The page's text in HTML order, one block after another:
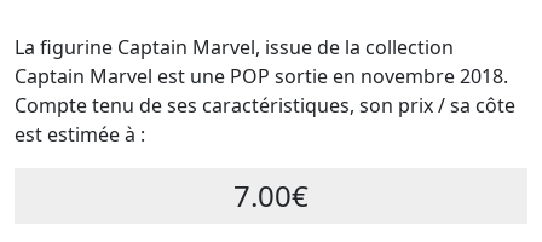
La figurine Captain Marvel, issue de la collection
Captain Marvel est une POP sortie en novembre 2018.
Compte tenu de ses caractéristiques, son prix / sa côte
est estimée à :
7.00€